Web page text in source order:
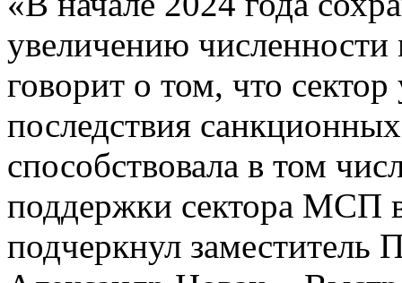
увеличению численности
говорит о том, что
последствия
способствовала в том
поддержки сектора МСП
подчеркнул заместитель